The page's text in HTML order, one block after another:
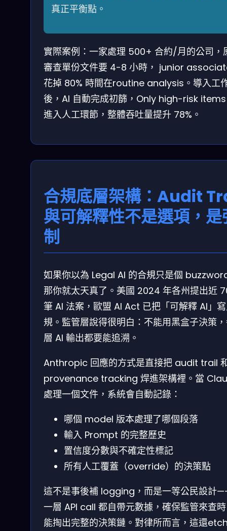
真正平衡點。
實際案例：一家處理 500+ 合約/月的公司，
審查單份文件要 4-8 小時， junior
花掉 80% 時間在routine analysis。導入工
後，AI 自動完成初篩，Only high-risk
進入人工環節，整體吞吐量提升 78%。
合規底層架構：Audit
與可解釋性不是選項，是
制
如果你以為 Legal AI 的合規只是個
那你就太天真了。美國 2024 年各州提出近
筆 AI 法案，歐盟 AI Act 已把「可解釋 AI」
規。監管層說得很明白：不能用黑盒子決策
層 AI 輸出都要能追溯。
Anthropic 回應的方式是直接把 audit trail
provenance tracking 焊進架構裡。當
處理一個文件，系統會自動記錄：
哪個 model 版本處理了哪個段落
輸入 Prompt 的完整歷史
置信度分數與不確定性標記
所有人工覆蓋（override）的決策點
這不是事後補 logging，而是一等公民設計
一層 API call 都自帶元數據，確保監管來查
能掏出完整的決策鏈。對律所而言，這還